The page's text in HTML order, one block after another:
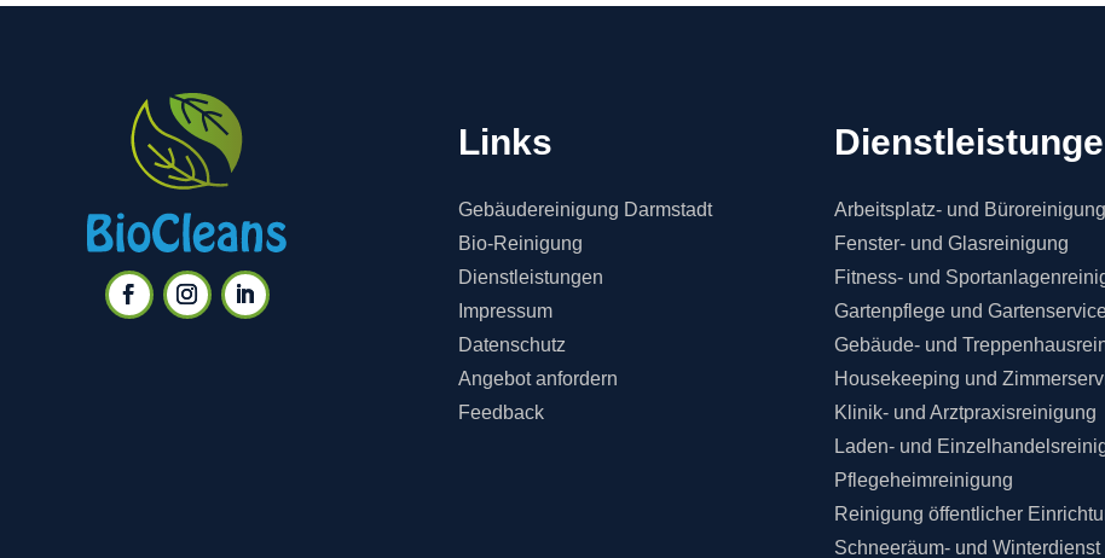
Links
Gebäudereinigung Darmstadt
Bio-Reinigung
Dienstleistungen
Impressum
Datenschutz
Angebot anfordern
Feedback
Arbeitsplatz- und Büroreinigung
Fenster- und Glasreinigung
Fitness- und
Gartenpflege und
Gebäude- und
Housekeeping und
Klinik- und Arztpraxisreinigung
Laden- und
Pflegeheimreinigung
Reinigung öffentlicher
Schneeräum- und Winterdienst